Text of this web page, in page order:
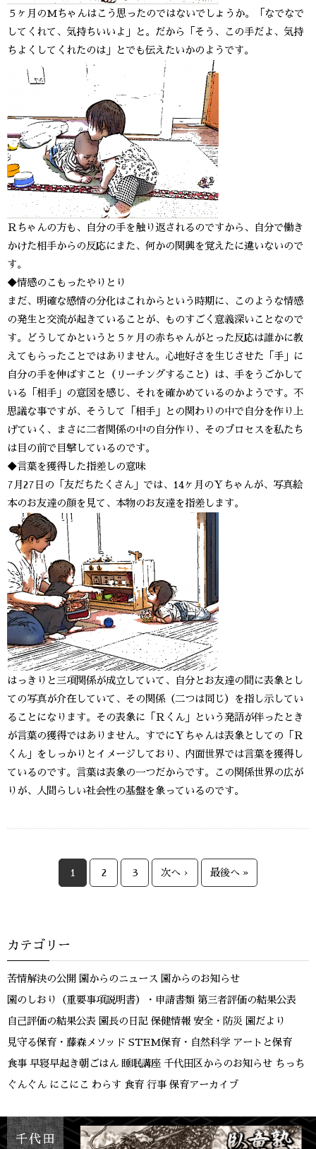
５ヶ月のMちゃんはこう思ったのではないでしょうか。「なでなで
してくれて、気持ちいいよ」と。だから「そう、この手だよ、気持
ちよくしてくれたのは」とでも伝えたいかのようです。
Ｒちゃんの方も、自分の手を触り返されるのですから、自分で働き
かけた相手からの反応にまた、何かの関興を覚えたに違いないので
す。
◆情感のこもったやりとり
まだ、明確な感情の分化はこれからという時期に、このような情感
の発生と交流が起きていることが、ものすごく意義深いことなので
す。どうしてかというと５ヶ月の赤ちゃんがとった反応は誰かに教
えてもらったことではありません。心地好さを生じさせた「手」に
自分の手を伸ばすこと（リーチングすること）は、手をうごかして
いる「相手」の意図を感じ、それを確かめているのかようです。不
思議な事ですが、そうして「相手」との関わりの中で自分を作り上
げていく、まさに二者関係の中の自分作り、そのプロセスを私たち
は目の前で目撃しているのです。
◆言葉を獲得した指差しの意味
7月27日の「友だちたくさん」では、14ヶ月のＹちゃんが、写真絵
本のお友達の顔を見て、本物のお友達を指差します。
はっきりと三項関係が成立していて、自分とお友達の間に表象とし
ての写真が介在していて、その関係（二つは同じ）を指し示してい
ることになります。その表象に「Ｒくん」という発語が伴ったとき
が言葉の獲得ではありません。すでにＹちゃんは表象としての「Ｒ
くん」をしっかりとイメージしており、内面世界では言葉を獲得し
ているのです。言葉は表象の一つだからです。この関係世界の広が
りが、人間らしい社会性の基盤を象っているのです。
1 2 3 次へ › 最後へ »
カテゴリー
苦情解決の公開 園からのニュース 園からのお知らせ
園のしおり（重要事項説明書）・申請書類 第三者評価の結果公表
自己評価の結果公表 園長の日記 保健情報 安全・防災 園だより
見守る保育・藤森メソッド STEM保育・自然科学 アートと保育
食事 早寝早起き朝ごはん 睡眠講座 千代田区からのお知らせ ちっち
ぐんぐん にこにこ わらす 食育 行事 保育アーカイブ